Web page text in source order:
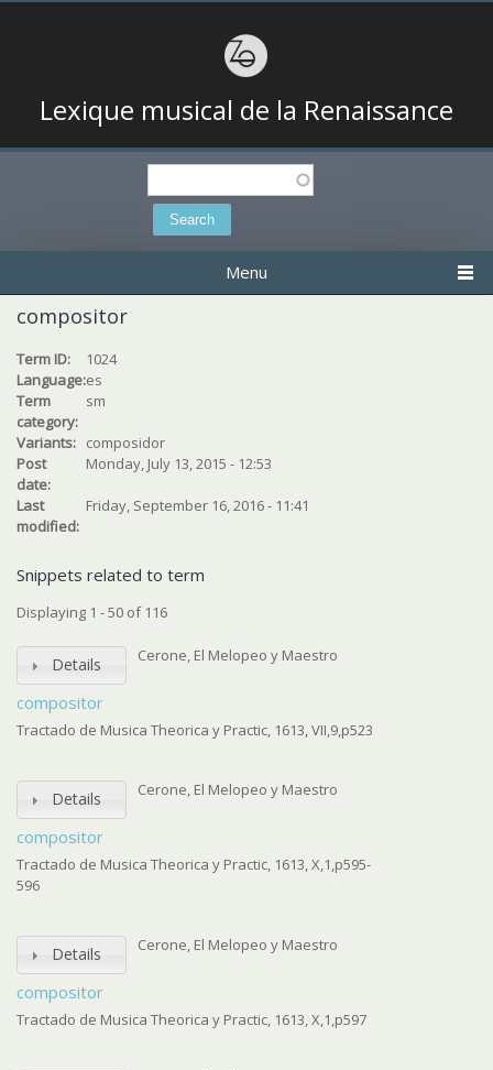
Lexique musical de la Renaissance
Search
Menu
compositor
Term ID:
1024
Language:es
Term
category:
sm
Variants: composidor
Post
date:
Monday, July 13, 2015 - 12:53
Last
modified:
Friday, September 16, 2016 - 11:41
Snippets related to term
Displaying 1 - 50 of 116
Details
compositor
Cerone, El Melopeo y Maestro
Tractado de Musica Theorica y Practic, 1613, VII,9,p523
Details
compositor
Cerone, El Melopeo y Maestro
Tractado de Musica Theorica y Practic, 1613, X,1,p595-
596
Details
compositor
Cerone, El Melopeo y Maestro
Tractado de Musica Theorica y Practic, 1613, X,1,p597